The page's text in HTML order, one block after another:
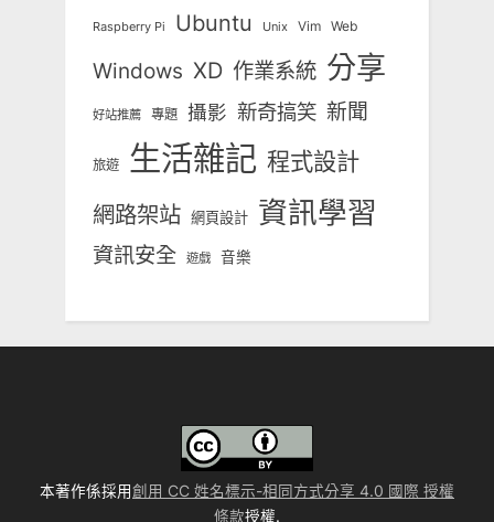
Raspberry Pi Ubuntu Unix Vim Web
Windows XD 作業系統 分享
好站推薦 專題 攝影 新奇搞笑 新聞
旅遊 生活雜記 程式設計
網路架站 網頁設計 資訊學習
資訊安全 遊戲 音樂
本著作係採用創用 CC 姓名標示-相同方式分享 4.0 國際 授權
條款授權.